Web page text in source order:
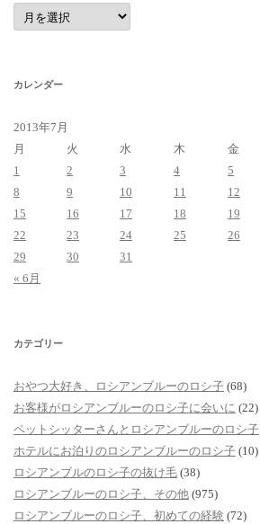
ア
ー
カ
カレンダー
2013年7月
月
火 水 木 金
1
2 3 4 5
8
9 10 11 12
15
16 17 18 19
22
23 24 25 26
29
30
31
« 6月
カテゴリー
おやつ大好き、ロシアンブルーのロシ子 (68)
お客様がロシアンブルーのロシ子に会いに (22)
ペットシッターさんとロシアンブルーのロシ子
ホテルにお泊りのロシアンブルーのロシ子 (10)
ロシアンブルのロシ子の抜け毛 (38)
ロシアンブルーのロシ子、その他 (975)
ロシアンブルーのロシ子、初めての経験 (72)